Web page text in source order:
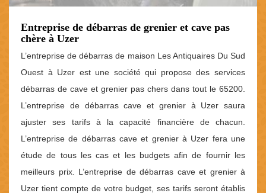
Entreprise de débarras de grenier et cave pas
chère à Uzer
L’entreprise de débarras de maison Les Antiquaires Du Sud
Ouest à Uzer est une société qui propose des services
débarras de cave et grenier pas chers dans tout le 65200.
L’entreprise de débarras cave et grenier à Uzer saura
ajuster ses tarifs à la capacité financière de chacun.
L’entreprise de débarras cave et grenier à Uzer fera une
étude de tous les cas et les budgets afin de fournir les
meilleurs prix. L’entreprise de débarras cave et grenier à
Uzer tient compte de votre budget, ses tarifs seront établis